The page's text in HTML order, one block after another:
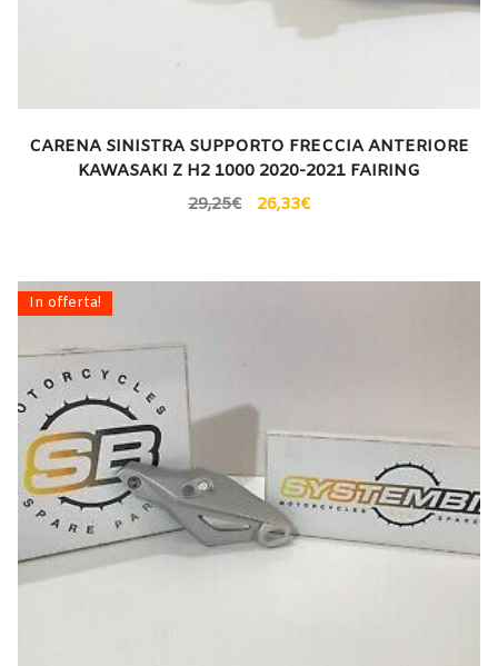
CARENA SINISTRA SUPPORTO FRECCIA ANTERIORE
KAWASAKI Z H2 1000 2020-2021 FAIRING
29,25€ 26,33€
In offerta!